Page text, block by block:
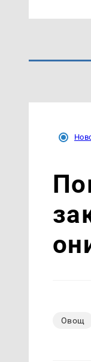
Овощ